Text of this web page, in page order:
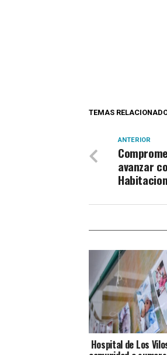
TEMAS
ANTERIOR
avanzar
Hospital de Los